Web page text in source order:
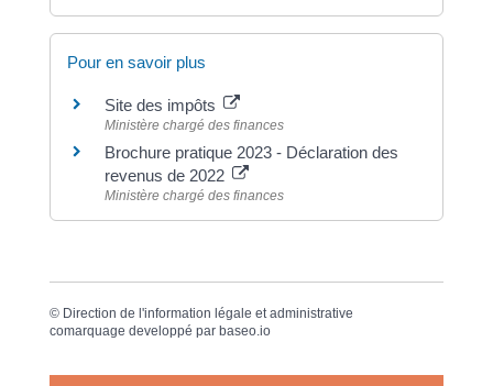
Pour en savoir plus
Site des impôts
Ministère chargé des finances
Brochure pratique 2023 - Déclaration des
revenus de 2022
Ministère chargé des finances
© Direction de l'information légale et administrative
comarquage developpé par baseo.io